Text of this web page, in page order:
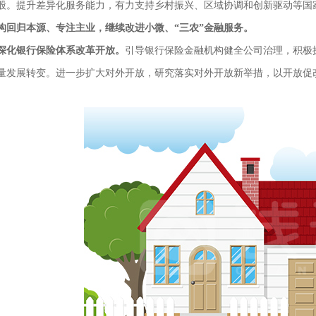
。提升差异化服务能力，有力支持乡村振兴、区域协调和创新驱动等国
回归本源、专注主业，继续改进小微、“三农”金融服务。
化银行保险体系改革开放。 引导银行保险金融机构健全公司治理，积
发展转变。进一步扩大对外开放，研究落实对外开放新举措，以开放